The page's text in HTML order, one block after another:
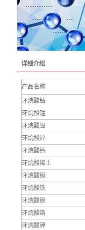
详细介绍
产品名称
环烷酸钴
环烷酸锰
环烷酸铅
环烷酸锌
环烷酸钙
环烷酸稀土
环烷酸铜
环烷酸铁
环烷酸钡
环烷酸锆
环烷酸钾